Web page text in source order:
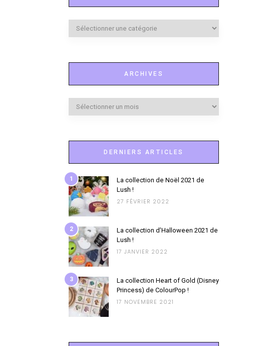
Marques
ARCHIVES
Archives
DERNIERS ARTICLES
1
La collection de Noël 2021 de
Lush !
27 FÉVRIER 2022
2
La collection d’Halloween 2021 de
Lush !
17 JANVIER 2022
3
La collection Heart of Gold (Disney
Princess) de ColourPop !
17 NOVEMBRE 2021